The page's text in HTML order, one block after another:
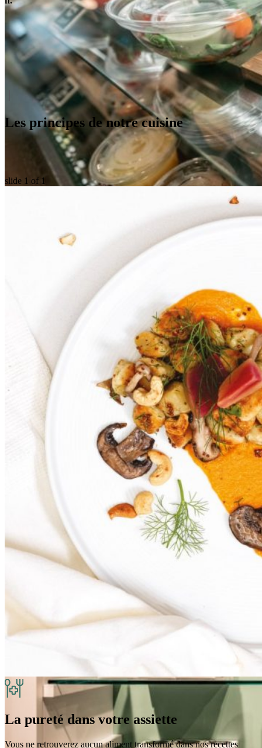
Les principes de notre cuisine
slide 1 of 1
La pureté dans votre assiette
Vous ne retrouverez aucun aliment transformé dans nos recettes